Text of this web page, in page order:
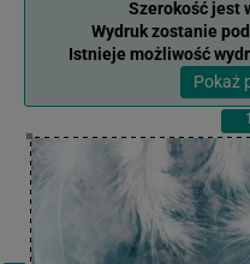
Szerokość jest
Wydruk zostanie
Istnieje możliwość
Pokaż